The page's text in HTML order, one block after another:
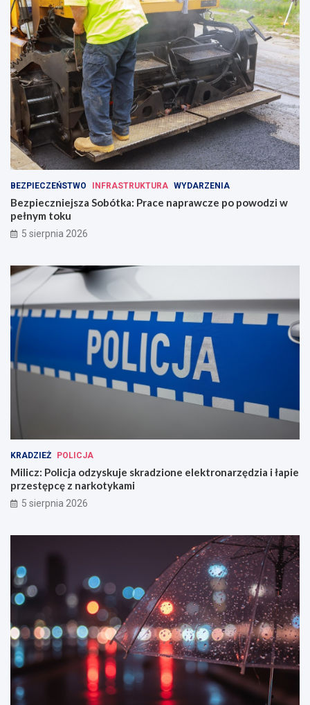
BEZPIECZEŃSTWO INFRASTRUKTURA WYDARZENIA
Bezpieczniejsza Sobótka: Prace naprawcze po powodzi w
pełnym toku
5 sierpnia 2026
KRADZIEŻ POLICJA
Milicz: Policja odzyskuje skradzione elektronarzędzia i łapie
przestępcę z narkotykami
5 sierpnia 2026